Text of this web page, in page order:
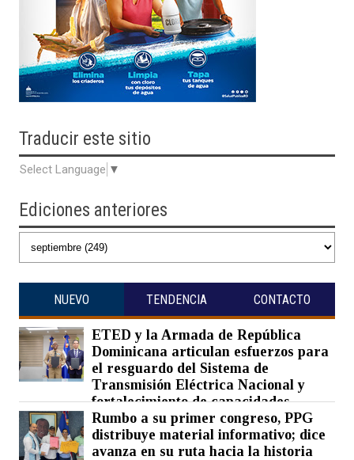
Traducir este sitio
Select Language ▼
Ediciones anteriores
NUEVO TENDENCIA CONTACTO
ETED y la Armada de República
Dominicana articulan esfuerzos para
el resguardo del Sistema de
Transmisión Eléctrica Nacional y
fortalecimiento de capacidades.
Posted on 07 Aug 2026 - 0 Comments
Rumbo a su primer congreso, PPG
distribuye material informativo; dice
avanza en su ruta hacia la historia